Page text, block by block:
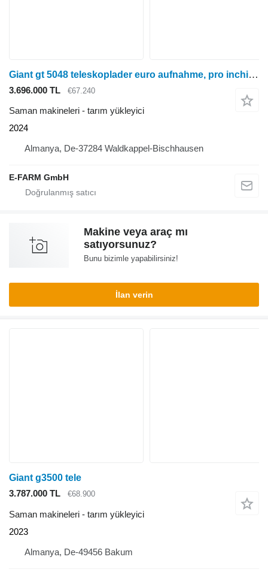
Giant gt 5048 teleskoplader euro aufnahme, pro inching + handgas
3.696.000 TL €67.240
Saman makineleri - tarım yükleyici
2024
Almanya, De-37284 Waldkappel-Bischhausen
E-FARM GmbH
Makine veya araç mı
satıyorsunuz?
Bunu bizimle yapabilirsiniz!
İlan verin
Giant g3500 tele
3.787.000 TL
€68.900
Saman makineleri - tarım yükleyici
2023
Almanya, De-49456 Bakum